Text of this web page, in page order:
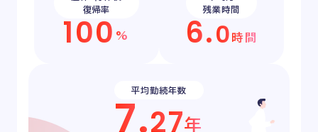
復帰率
100 %
残業時間
6.0 時間
平均勤続年数
7.27年